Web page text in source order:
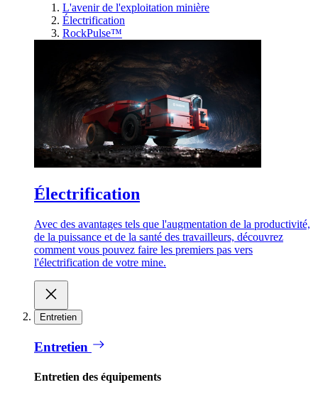
L'avenir de l'exploitation minière
Électrification
RockPulse™
Électrification
Avec des avantages tels que l'augmentation de la productivité,
de la puissance et de la santé des travailleurs, découvrez
comment vous pouvez faire les premiers pas vers
l'électrification de votre mine.
Entretien
Entretien
Entretien des équipements